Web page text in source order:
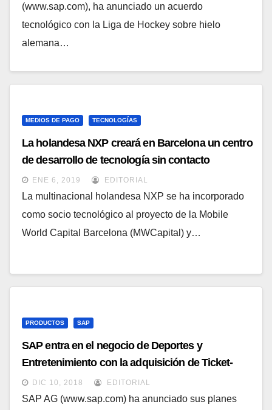
(www.sap.com), ha anunciado un acuerdo
tecnológico con la Liga de Hockey sobre hielo
alemana…
MEDIOS DE PAGO TECNOLOGÍAS
La holandesa NXP creará en Barcelona un centro
de desarrollo de tecnología sin contacto
ENE 6, 2019 EDITORIAL
La multinacional holandesa NXP se ha incorporado
como socio tecnológico al proyecto de la Mobile
World Capital Barcelona (MWCapital) y…
PRODUCTOS SAP
SAP entra en el negocio de Deportes y
Entretenimiento con la adquisición de Ticket-
WebDIC 10, 2018 EDITORIAL
SAP AG (www.sap.com) ha anunciado sus planes